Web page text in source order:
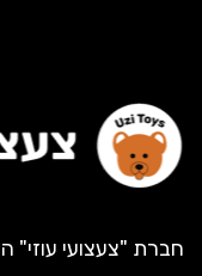
חברת "צעצועי עוזי"